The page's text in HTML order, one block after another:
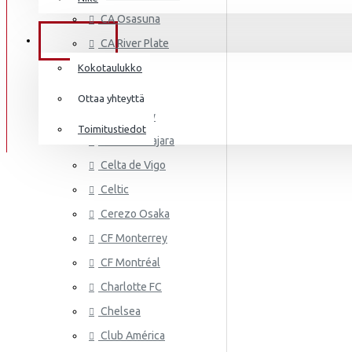
Italia
Mali
Meksiko
Marokko
Uusi-Seelanti
Nigeria
Frenkie de Jong
Mbappé
Donnarumma
A.Becker
Haaland
TIEDOT
Kokotaulukko
Ottaa yhteyttä
Toimitustiedot
CA Osasuna
CA River Plate
Cádiz CF
Cagliari
Cardiff City
CD Guadalajara
Celta de Vigo
Celtic
Cerezo Osaka
CF Monterrey
CF Montréal
Charlotte FC
Chelsea
Club América